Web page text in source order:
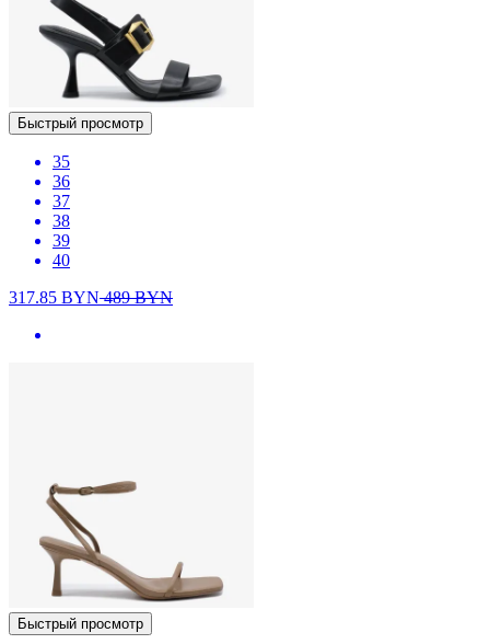
Быстрый просмотр
35
36
37
38
39
40
317.85 BYN489BYN
Быстрый просмотр